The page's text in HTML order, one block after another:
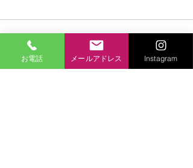
お電話 メールアドレス Instagram